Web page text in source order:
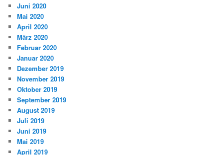
Juni 2020
Mai 2020
April 2020
März 2020
Februar 2020
Januar 2020
Dezember 2019
November 2019
Oktober 2019
September 2019
August 2019
Juli 2019
Juni 2019
Mai 2019
April 2019